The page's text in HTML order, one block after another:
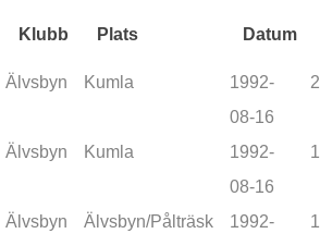
Klubb Plats Datum
Älvsbyn Kumla
1992-
08-16
Älvsbyn Kumla
1992-
08-16
Älvsbyn Älvsbyn/Pålträsk
1992-